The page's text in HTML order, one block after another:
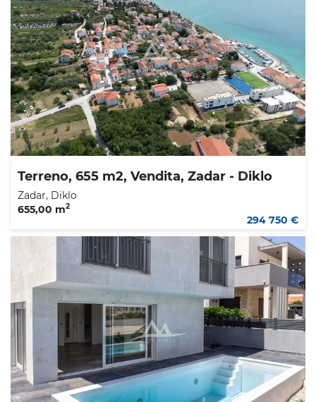
Terreno, 655 m2, Vendita, Zadar - Diklo
Zadar, Diklo
655,00 m2
294 750 €